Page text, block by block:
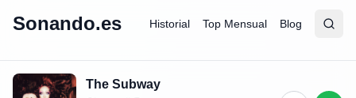
Sonando.es Historial Top Mensual Blog
Abrir
The Subway